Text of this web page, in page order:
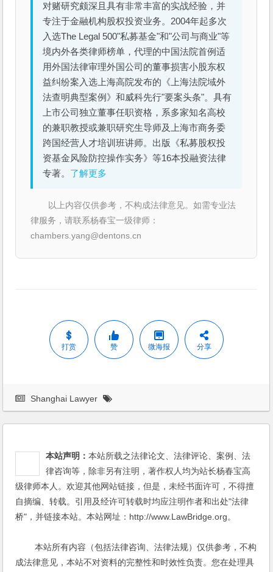
对赌研究颇深且具有非常丰富的实战经验，并
专注于金融机构股权投资业务。2004年起多次
入选The Legal 500"私募基金"和"公司与商业"等
境内外各类律师榜单，代理的中国法院首例适
用外国法律审理外国公司的董事损害小股东权
益纠纷案入选上海高院发布的《上海法院域外
法查明典型案例》和威科先行"要案头条"。具有
上市公司独立董事任职资格，系多家知名高校
的兼职教授或兼职研究生导师及上海市商务委
跨国经营人才培训班讲师。出版《私募股权投
资基金风险防控操作实务》等16本投融资法律
专著。 了解更多
以上内容仅供参考，不构成法律意见。如需专业法
律服务，请联系杨春宝一级律师：
chambers.yang@dentons.cn
打赏 赞 微海报 分享
Shanghai Lawyer
本站声明：本站所载之法律论文、法律评论、案例、法
律咨询等，除非另有注明，著作权人均为站长杨春宝高
级律师本人。欢迎其他网站链接，但是，未经书面许可，不得擅
自摘编、转载。引用及经许可转载时均应注明作者和出处"法律
桥"，并链接本站。本站网址：http://www.LawBridge.org。
本站所有内容（包括法律咨询、法律法规）仅供参考，不构
成法律意见，本站不对资料的完整性和时效性负责。您在处理具